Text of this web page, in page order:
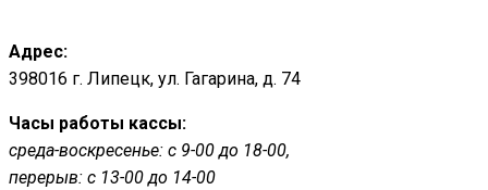
Адрес:
398016 г. Липецк, ул. Гагарина, д. 74
Часы работы кассы:
среда-воскресенье: с 9-00 до 18-00,
перерыв: с 13-00 до 14-00